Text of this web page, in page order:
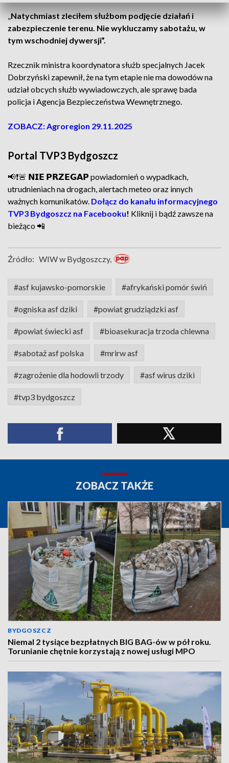
„Natychmiast zleciłem służbom podjęcie działań i
zabezpieczenie terenu. Nie wykluczamy sabotażu, w
tym wschodniej dywersji”.
Rzecznik ministra koordynatora służb specjalnych Jacek
Dobrzyński zapewnił, że na tym etapie nie ma dowodów na
udział obcych służb wywiadowczych, ale sprawę bada
policja i Agencja Bezpieczeństwa Wewnętrznego.
ZOBACZ: Agroregion 29.11.2025
Portal TVP3 Bydgoszcz
📢❗🚨 𝗡𝗜𝗘 𝗣𝗥𝗭𝗘𝗚𝗔𝗣 powiadomień o wypadkach,
utrudnieniach na drogach, alertach meteo oraz innych
ważnych komunikatów. Dołącz do kanału informacyjnego
TVP3 Bydgoszcz na Facebooku! Kliknij i bądź zawsze na
bieżąco 📲
Źródło: WIW w Bydgoszczy,
#asf kujawsko-pomorskie #afrykański pomór świń
#ogniska asf dziki #powiat grudziądzki asf
#powiat świecki asf #bioasekuracja trzoda chlewna
#sabotaż asf polska #mrirw asf
#zagrożenie dla hodowli trzody #asf wirus dziki
#tvp3 bydgoszcz
ZOBACZ TAKŻE
BYDGOSZCZ
Niemal 2 tysiące bezpłatnych BIG BAG-ów w pół roku.
Torunianie chętnie korzystają z nowej usługi MPO